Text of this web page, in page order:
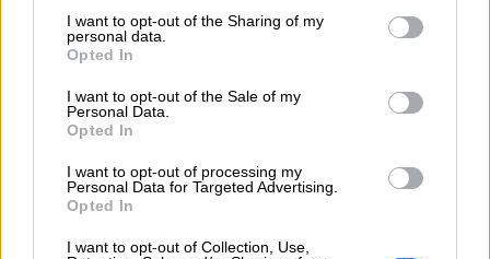
I want to opt-out of the Sharing of my
personal data.
Opted In
I want to opt-out of the Sale of my
Personal Data.
Opted In
I want to opt-out of processing my
Personal Data for Targeted Advertising.
Opted In
I want to opt-out of Collection, Use,
Zapytanie o "Bateria Lenovo ThinkPad 6-Cell
EMAIL